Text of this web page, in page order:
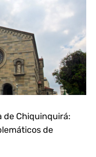
de Chiquinquirá:
de